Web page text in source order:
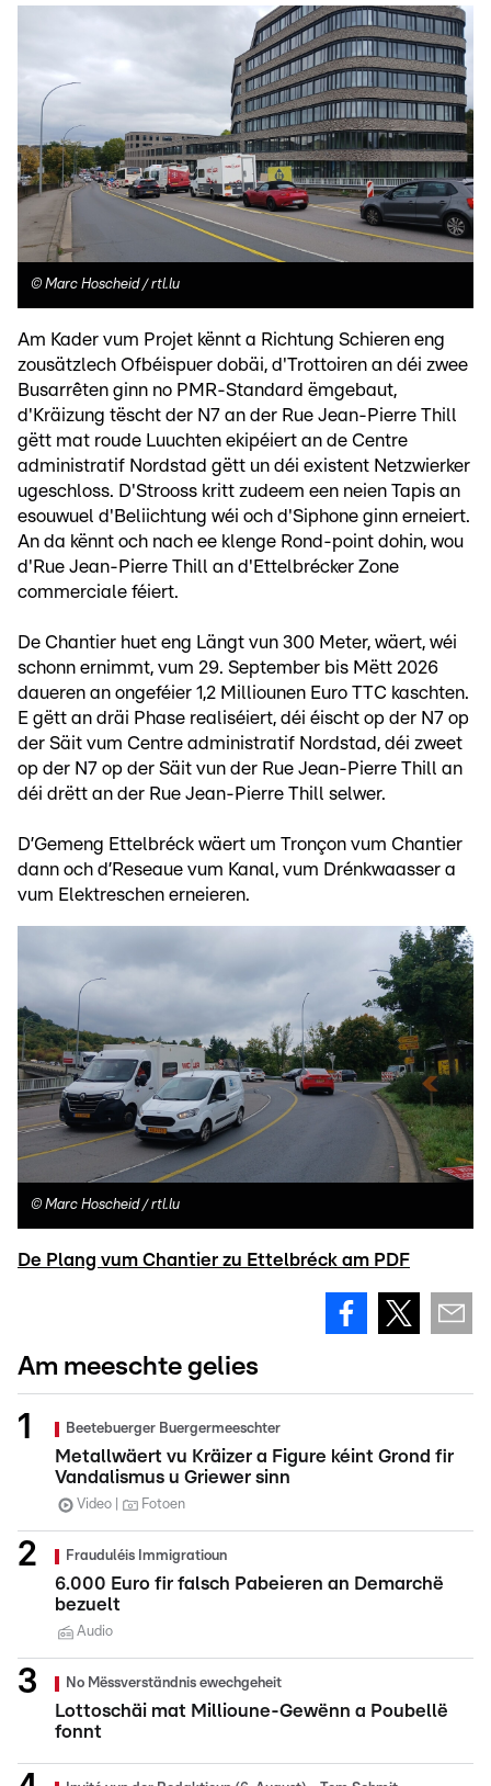
© Marc Hoscheid / rtl.lu
Am Kader vum Projet kënnt a Richtung Schieren eng
zousätzlech Ofbéispuer dobäi, d'Trottoiren an déi zwee
Busarrêten ginn no PMR-Standard ëmgebaut,
d'Kräizung tëscht der N7 an der Rue Jean-Pierre Thill
gëtt mat roude Luuchten ekipéiert an de Centre
administratif Nordstad gëtt un déi existent Netzwierker
ugeschloss. D'Strooss kritt zudeem een neien Tapis an
esouwuel d'Beliichtung wéi och d'Siphone ginn erneiert.
An da kënnt och nach ee klenge Rond-point dohin, wou
d'Rue Jean-Pierre Thill an d'Ettelbrécker Zone
commerciale féiert.
De Chantier huet eng Längt vun 300 Meter, wäert, wéi
schonn ernimmt, vum 29. September bis Mëtt 2026
daueren an ongeféier 1,2 Milliounen Euro TTC kaschten.
E gëtt an dräi Phase realiséiert, déi éischt op der N7 op
der Säit vum Centre administratif Nordstad, déi zweet
op der N7 op der Säit vun der Rue Jean-Pierre Thill an
déi drëtt an der Rue Jean-Pierre Thill selwer.
D’Gemeng Ettelbréck wäert um Tronçon vum Chantier
dann och d’Reseaue vum Kanal, vum Drénkwaasser a
vum Elektreschen erneieren.
© Marc Hoscheid / rtl.lu
De Plang vum Chantier zu Ettelbréck am PDF
Am meeschte gelies
Beetebuerger Buergermeeschter
Metallwäert vu Kräizer a Figure kéint Grond fir
Vandalismus u Griewer sinn
Video Fotoen
Frauduléis Immigratioun
6.000 Euro fir falsch Pabeieren an Demarchë
bezuelt
Audio
No Mëssverständnis ewechgeheit
Lottoschäi mat Millioune-Gewënn a Poubellë
fonnt